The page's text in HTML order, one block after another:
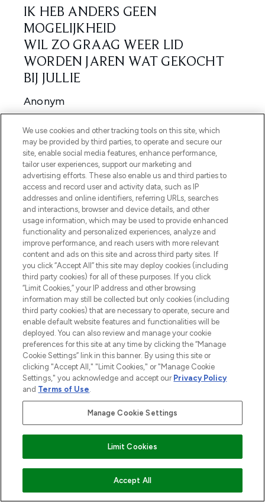
ZUM WARENKORB HINZUFÜGEN
MELDE DICH FÜR UNSEREN NEWSLETTER AN
ANMELDEN
We use cookies and other tracking tools on this site, which
may be provided by third parties, to operate and secure our
site, enable social media features, enhance performance,
tailor user experiences, support our marketing and
advertising efforts. These also enable us and third parties to
access and record user and activity data, such as IP
addresses and online identifiers, referring URLs, searches
and interactions, browser and device details, and other
usage information, which may be used to provide enhanced
functionality and personalized experiences, analyze and
improve performance, and reach users with more relevant
content and ads on this site and across third party sites. If
you click “Accept All” this site may deploy cookies (including
third party cookies) for all of these purposes. If you click
“Limit Cookies,” your IP address and other browsing
information may still be collected but only cookies (including
third party cookies) that are necessary to operate, secure and
enable default website features and functionalities will be
deployed. You can also review and manage your cookie
preferences for this site at any time by clicking the “Manage
Cookie Settings” link in this banner. By using this site or
clicking "Accept All," "Limit Cookies," or "Manage Cookie
Settings," you acknowledge and accept our Privacy Policy
and Terms of Use.
Manage Cookie Settings
Limit Cookies
Accept All